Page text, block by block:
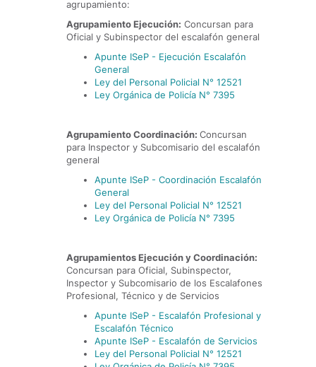
agrupamiento:
Agrupamiento Ejecución: Concursan para
Oficial y Subinspector del escalafón general
Apunte ISeP - Ejecución Escalafón
General
Ley del Personal Policial N° 12521
Ley Orgánica de Policía N° 7395
Agrupamiento Coordinación: Concursan
para Inspector y Subcomisario del escalafón
general
Apunte ISeP - Coordinación Escalafón
General
Ley del Personal Policial N° 12521
Ley Orgánica de Policía N° 7395
Agrupamientos Ejecución y Coordinación:
Concursan para Oficial, Subinspector,
Inspector y Subcomisario de los Escalafones
Profesional, Técnico y de Servicios
Apunte ISeP - Escalafón Profesional y
Escalafón Técnico
Apunte ISeP - Escalafón de Servicios
Ley del Personal Policial N° 12521